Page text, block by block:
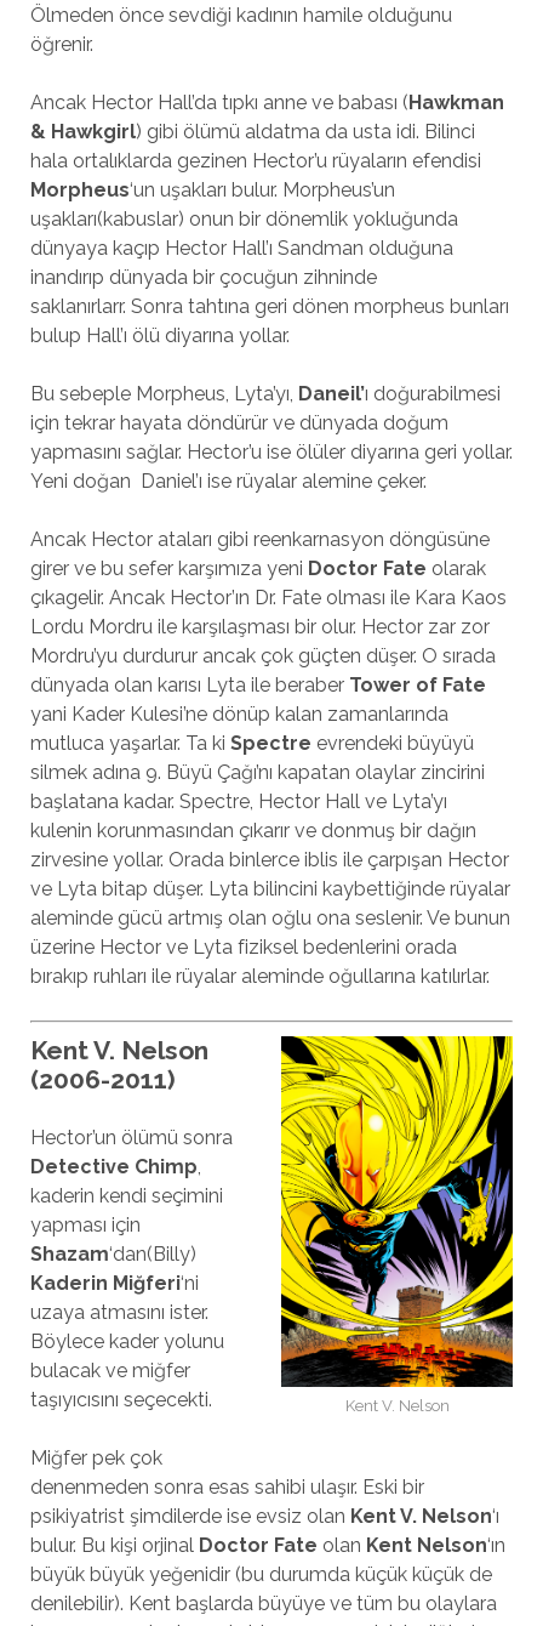
Ölmeden önce sevdiği kadının hamile olduğunu
öğrenir.
Ancak Hector Hall’da tıpkı anne ve babası (Hawkman
& Hawkgirl) gibi ölümü aldatma da usta idi. Bilinci
hala ortalıklarda gezinen Hector’u rüyaların efendisi
Morpheus‘un uşakları bulur. Morpheus’un
uşakları(kabuslar) onun bir dönemlik yokluğunda
dünyaya kaçıp Hector Hall’ı Sandman olduğuna
inandırıp dünyada bir çocuğun zihninde
saklanırlarr. Sonra tahtına geri dönen morpheus bunları
bulup Hall’ı ölü diyarına yollar.
Bu sebeple Morpheus, Lyta’yı, Daneil’ı doğurabilmesi
için tekrar hayata döndürür ve dünyada doğum
yapmasını sağlar. Hector’u ise ölüler diyarına geri yollar.
Yeni doğan Daniel’ı ise rüyalar alemine çeker.
Ancak Hector ataları gibi reenkarnasyon döngüsüne
girer ve bu sefer karşımıza yeni Doctor Fate olarak
çıkagelir. Ancak Hector’ın Dr. Fate olması ile Kara Kaos
Lordu Mordru ile karşılaşması bir olur. Hector zar zor
Mordru’yu durdurur ancak çok güçten düşer. O sırada
dünyada olan karısı Lyta ile beraber Tower of Fate
yani Kader Kulesi’ne dönüp kalan zamanlarında
mutluca yaşarlar. Ta ki Spectre evrendeki büyüyü
silmek adına 9. Büyü Çağı’nı kapatan olaylar zincirini
başlatana kadar. Spectre, Hector Hall ve Lyta’yı
kulenin korunmasından çıkarır ve donmuş bir dağın
zirvesine yollar. Orada binlerce iblis ile çarpışan Hector
ve Lyta bitap düşer. Lyta bilincini kaybettiğinde rüyalar
aleminde gücü artmış olan oğlu ona seslenir. Ve bunun
üzerine Hector ve Lyta fiziksel bedenlerini orada
bırakıp ruhları ile rüyalar aleminde oğullarına katılırlar.
Kent V. Nelson
Kent V. Nelson
(2006-2011)
Hector’un ölümü sonra
Detective Chimp,
kaderin kendi seçimini
yapması için
Shazam‘dan(Billy)
Kaderin Miğferi‘ni
uzaya atmasını ister.
Böylece kader yolunu
bulacak ve miğfer
taşıyıcısını seçecekti.
Miğfer pek çok
denenmeden sonra esas sahibi ulaşır. Eski bir
psikiyatrist şimdilerde ise evsiz olan Kent V. Nelson‘ı
bulur. Bu kişi orjinal Doctor Fate olan Kent Nelson‘ın
büyük büyük yeğenidir (bu durumda küçük küçük de
denilebilir). Kent başlarda büyüye ve tüm bu olaylara